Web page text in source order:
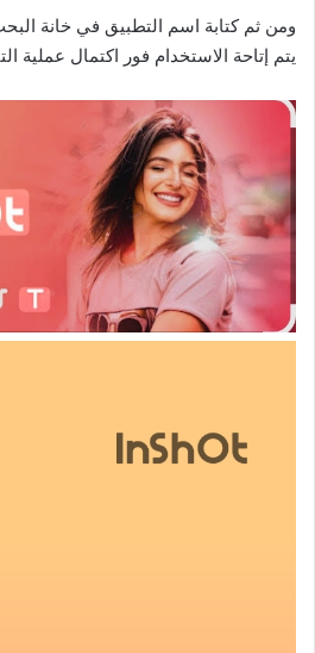
ومن ثم كتابة اسم التطبيق في خانة
يتم إتاحة الاستخدام فور اكتمال عملية